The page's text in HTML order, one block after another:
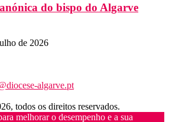
do bispo do Algarve
de 2026
algarve.pt
todos os direitos reservados.
melhorar o desempenho e a sua